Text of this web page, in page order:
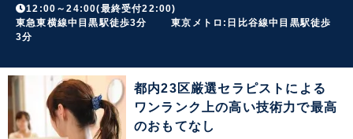
12:00～24:00(最終受付22:00)
東急東横線中目黒駅徒歩3分 東京メトロ:日比谷線中目黒駅徒歩
3分
都内23区厳選セラピストによる
ワンランク上の高い技術力で最高
のおもてなし